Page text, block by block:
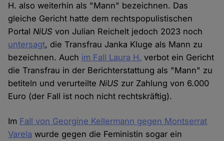
H. also weiterhin als "Mann" bezeichnen. Das
gleiche Gericht hatte dem rechtspopulistischen
Portal NiUSvon Julian Reichelt jedoch 2023 noch
untersagt, die Transfrau Janka Kluge als Mann zu
bezeichnen. Auch im Fall Laura H. verbot ein Gericht
die Transfrau in der Berichterstattung als "Mann" zu
betiteln und verurteilte NiUS zur Zahlung von 6.000
Euro (der Fall ist noch nicht rechtskräftig).
Im Fall von Georgine Kellermann gegen Montserrat
Varela wurde gegen die Feministin sogar ein